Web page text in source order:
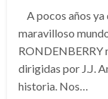
A pocos años ya
maravilloso
RONDENBERRY
dirigidas por J.J.
historia. Nos…